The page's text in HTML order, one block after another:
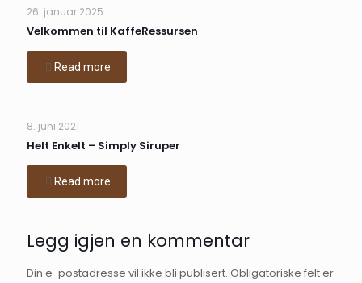
26. januar 2025
Velkommen til KaffeRessursen
Read more
8. juni 2021
Helt Enkelt – Simply Siruper
Read more
Legg igjen en kommentar
Din e-postadresse vil ikke bli publisert. Obligatoriske felt er